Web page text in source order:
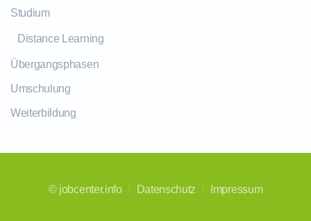
Studium
Distance Learning
Übergangsphasen
Umschulung
Weiterbildung
© jobcenter.info Datenschutz Impressum